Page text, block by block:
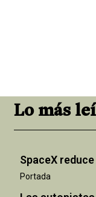
Lo más
SpaceX
Portada